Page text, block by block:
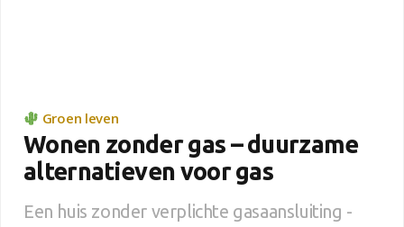
Groen leven
Wonen zonder gas – duurzame
alternatieven voor gas
Een huis zonder verplichte gasaansluiting -